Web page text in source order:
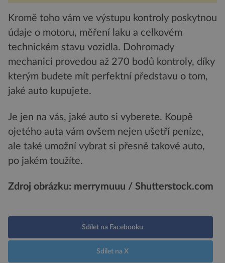
Kromě toho vám ve výstupu kontroly poskytnou
údaje o motoru, měření laku a celkovém
technickém stavu vozidla. Dohromady
mechanici provedou až 270 bodů kontroly, díky
kterým budete mít perfektní představu o tom,
jaké auto kupujete.
Je jen na vás, jaké auto si vyberete. Koupě
ojetého auta vám ovšem nejen ušetří peníze,
ale také umožní vybrat si přesně takové auto,
po jakém toužíte.
Zdroj obrázku: merrymuuu / Shutterstock.com
Sdílet na Facebooku
Sdílet na X